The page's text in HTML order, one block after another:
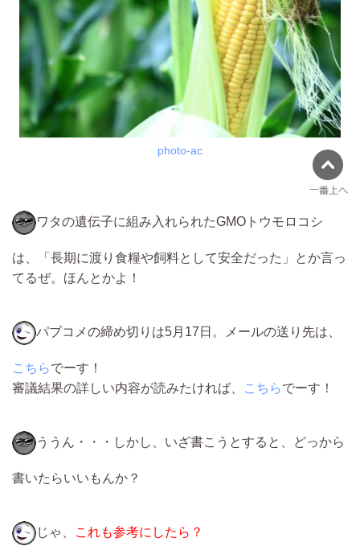
photo-ac
ワタの遺伝子に組み入れられたGMOトウモロコシ
は、「長期に渡り食糧や飼料として安全だった」とか言っ
てるぜ。ほんとかよ！
パブコメの締め切りは5月17日。メールの送り先は、
こちらでーす！
審議結果の詳しい内容が読みたければ、
こちらでーす！
ううん・・・しかし、いざ書こうとすると、どっから
書いたらいいもんか？
じゃ、 これも参考にしたら？